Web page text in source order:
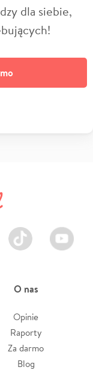
dla siebie,
TikTok Youtube
O nas
Opinie
Raporty
Za darmo
Blog